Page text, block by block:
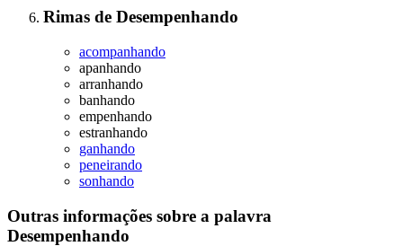
Rimas de Desempenhando
acompanhando
apanhando
arranhando
banhando
empenhando
estranhando
ganhando
peneirando
sonhando
Outras informações sobre a palavra
Desempenhando